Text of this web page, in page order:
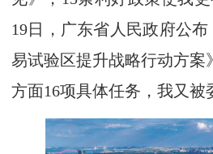
19日，广东省人民政府公
易试验区提升战略行动方案
方面16项具体任务，我又被